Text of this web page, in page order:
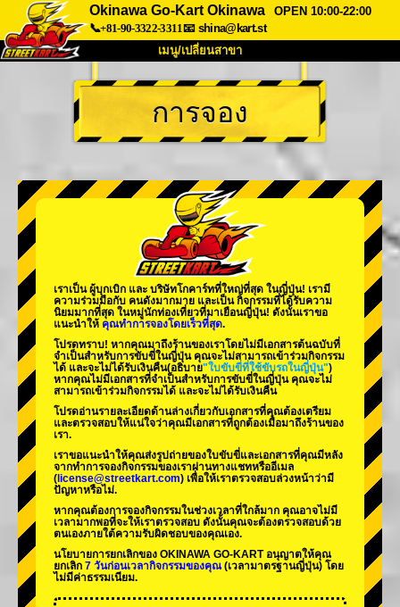
Okinawa Go-Kart Okinawa
OPEN 10:00-22:00
📞+81-90-3322-3311📧 shina@kart.st
เมนู/เปลี่ยนสาขา
หน้าแรก
เกี่ยวกับ สเปค ราคา
บริษัท การจอง
เปลี่ยนสาขา
Tokyo Shinagawa Tokyo Akihabara#1
Tokyo Akihabara#2
Tokyo Shibuya Annex Tokyo Bay
Tokyo Asakusa
Okinawa
การจอง
เราเป็นผู้บุกเบิก และ บริษัทโกคาร์ทที่ใหญ่ที่สุด ในญี่ปุ่น! เรามี
ความร่วมมือกับ คนดังมากมาย และเป็นกิจกรรมที่ได้รับความ
นิยมมากที่สุด ในหมู่นักท่องเที่ยวที่มาเยือนญี่ปุ่น! ดังนั้นเราขอ
แนะนำให้ คุณทำการจองโดยเร็วที่สุด.
โปรดทราบ! หากคุณมาถึงร้านของเราโดยไม่มีเอกสารต้นฉบับที่
จำเป็นสำหรับการขับขี่ในญี่ปุ่น คุณจะไม่สามารถเข้าร่วมกิจกรรม
ได้ และจะไม่ได้รับเงินคืน(อธิบาย"ใบขับขี่ที่ใช้ขับรถในญี่ปุ่น")
หากคุณไม่มีเอกสารที่จำเป็นสำหรับการขับขี่ในญี่ปุ่น คุณจะไม่
สามารถเข้าร่วมกิจกรรมได้ และจะไม่ได้รับเงินคืน
โปรดอ่านรายละเอียดด้านล่างเกี่ยวกับเอกสารที่คุณต้องเตรียม
และตรวจสอบให้แน่ใจว่าคุณมีเอกสารที่ถูกต้องเมื่อมาถึงร้านของ
เรา.
เราขอแนะนำให้คุณส่งรูปถ่ายของใบขับขี่และเอกสารที่คุณมีหลัง
จากทำการจองกิจกรรมของเราผ่านทางแชทหรืออีเมล
( license@streetkart.com) เพื่อให้เราตรวจสอบล่วงหน้าว่ามี
ปัญหาหรือไม่.
หากคุณต้องการจองกิจกรรมในช่วงเวลาที่ใกล้มาก คุณอาจไม่มี
เวลามากพอที่จะให้เราตรวจสอบ ดังนั้นคุณจะต้องตรวจสอบด้วย
ตนเองภายใต้ความรับผิดชอบของคุณเอง.
นโยบายการยกเลิกของ OKINAWA GO-KART อนุญาตให้คุณ
ยกเลิก 7 วันก่อนเวลากิจกรรมของคุณ(เวลามาตรฐานญี่ปุ่น) โดย
ไม่มีค่าธรรมเนียม.